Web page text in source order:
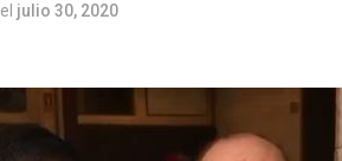
el julio 30, 2020